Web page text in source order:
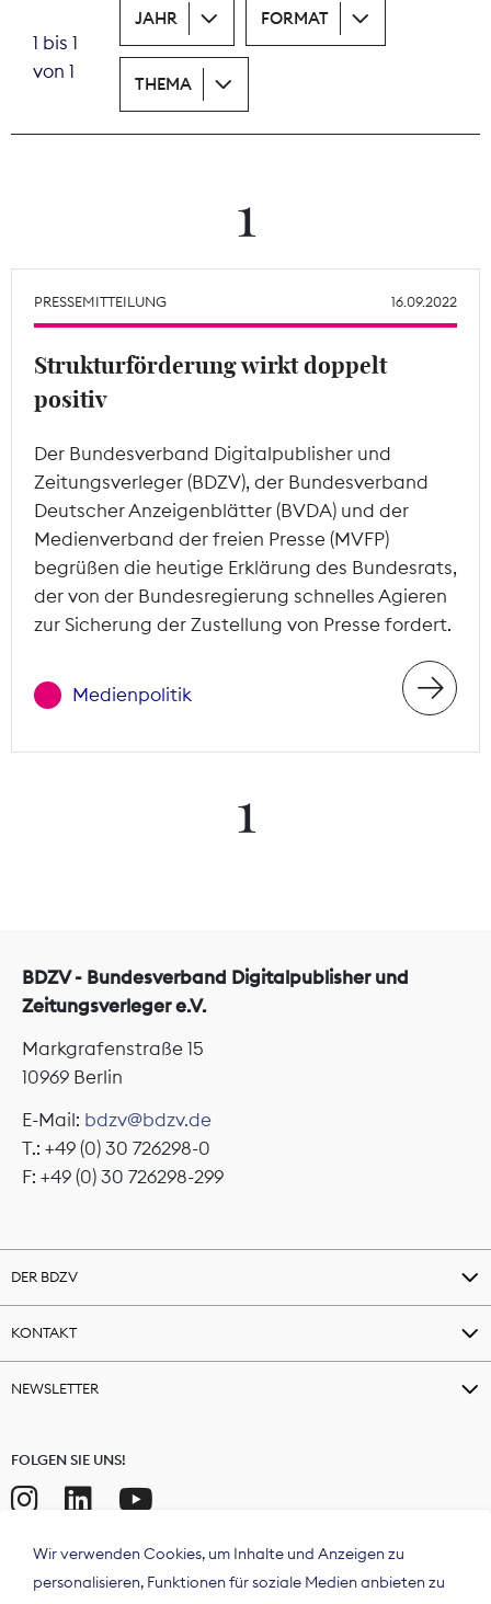
Print
Wächterpreis
Mitgliederbereich
1 bis 1
von 1
JAHR FORMAT
THEMA
1
PRESSEMITTEILUNG 16.09.2022
Strukturförderung wirkt doppelt
positiv
Der Bundesverband Digitalpublisher und
Zeitungsverleger (BDZV), der Bundesverband
Deutscher Anzeigenblätter (BVDA) und der
Medienverband der freien Presse (MVFP)
begrüßen die heutige Erklärung des Bundesrats,
der von der Bundesregierung schnelles Agieren
zur Sicherung der Zustellung von Presse fordert.
Medienpolitik
1
BDZV - Bundesverband Digitalpublisher und
Zeitungsverleger e.V.
Markgrafenstraße 15
10969 Berlin
E-Mail: bdzv@bdzv.de
T.: +49 (0) 30 726298-0
F: +49 (0) 30 726298-299
DER BDZV
KONTAKT
NEWSLETTER
FOLGEN SIE UNS!
Wir verwenden Cookies, um Inhalte und Anzeigen zu
personalisieren, Funktionen für soziale Medien anbieten zu